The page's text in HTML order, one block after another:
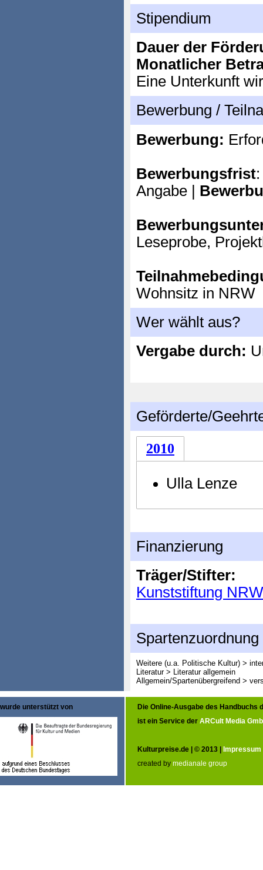
Stipendium
Dauer der
Monatlicher
Eine Unterkunft
Bewerbung /
Bewerbung:
Bewerbungsfrist
Angabe |
Leseprobe,
Wohnsitz in NRW
Wer wählt aus?
Vergabe durch:
Geförderte/
2010
Ulla Lenze
Finanzierung
Träger/Stifter:
Kunststiftung NRW
Spartenzuordnung
Weitere (u.a. Politische Kultur) >
Literatur > Literatur allgemein
Allgemein/Spartenübergreifend >
wurde unterstützt von
Die Online-Ausgabe des Handbuchs
ist ein Service der ARCult Media
Kulturpreise.de | © 2013 | Impressum
created by medianale group